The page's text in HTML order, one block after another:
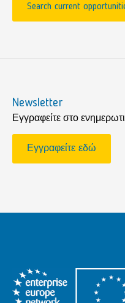
Search current
Newsletter
Εγγραφείτε στο
Εγγραφείτε εδώ